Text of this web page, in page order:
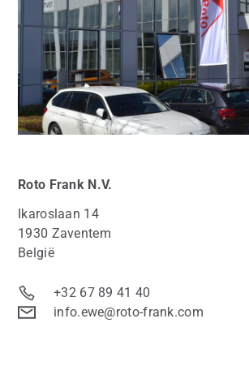
Roto Frank N.V.
Ikaroslaan 14
1930 Zaventem
België
+32 67 89 41 40
info.ewe@roto-frank.com